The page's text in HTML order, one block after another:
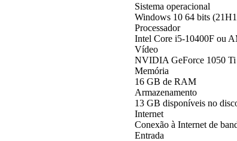
Sistema operacional
Windows 10 64 bits
Processador
Intel Core i5-10400F ou
Vídeo
NVIDIA GeForce 1050
Memória
16 GB de RAM
Armazenamento
13 GB disponíveis no
Internet
Conexão à Internet de
Entrada